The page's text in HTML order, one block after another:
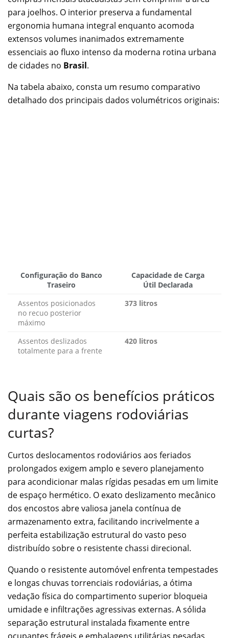
para joelhos. O interior preserva a fundamental
ergonomia humana integral enquanto acomoda
extensos volumes inanimados extremamente
essenciais ao fluxo intenso da moderna rotina urbana
de cidades no Brasil.
Na tabela abaixo, consta um resumo comparativo
detalhado dos principais dados volumétricos originais:
Configuração do Banco
Traseiro
Capacidade de Carga
Útil Declarada
Assentos posicionados
no recuo posterior
máximo
373 litros
Assentos deslizados
totalmente para a frente
420 litros
Quais são os benefícios práticos
durante viagens rodoviárias
curtas?
Curtos deslocamentos rodoviários aos feriados
prolongados exigem amplo e severo planejamento
para acondicionar malas rígidas pesadas em um limite
de espaço hermético. O exato deslizamento mecânico
dos encostos abre valiosa janela contínua de
armazenamento extra, facilitando incrivelmente a
perfeita estabilização estrutural do vasto peso
distribuído sobre o resistente chassi direcional.
Quando o resistente automóvel enfrenta tempestades
e longas chuvas torrenciais rodoviárias, a ótima
vedação física do compartimento superior bloqueia
umidade e infiltrações agressivas externas. A sólida
separação estrutural instalada fixamente entre